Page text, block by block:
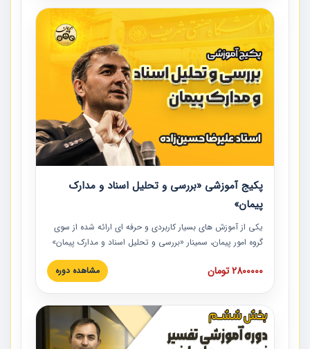
مدارک پیمان به همراه تجربیات عملی ارائه شده است.
پکیج آموزشی «بررسی و تحلیل اسناد و مدارک
پیمان»
یکی از آموزش‏‏‏‏‏‏ های بسیار کاربردی و حرفه‏ ای ارائه شده از سوی
گروه امور پیمان، سمینار «بررسی و تحلیل اسناد و مدارک پیمان»
است که در دانشگاه صنعتی شریف ارائه شد. در این آموزش
نکات کلیدی مربوط به اسناد و مدارک پیمان، اولویت بندی اسناد
پیمان به همراه تجربیات عملی در این خصوص ارائه شده است.
2800000 تومان مشاهده دوره